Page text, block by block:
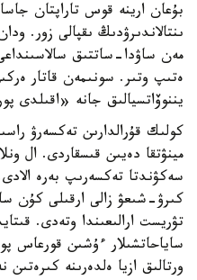
بۇعان ارينە قوس تاراپتان
ىنتالاندىرۋدىڭ ىقپالى زور.
مەن ساۋدا-ساتتىق
ەتىپ وتىر. سونىمەن قاتار
يننوۆاتسيالىق جانە «اقىلدى
سەكۋندتا تەكسەرىپ بەرە
تۋريست ارالىعىندا وتەدى.
ساياحاتشىلار ءۇشىن قورعاس
ورتالىق ازيا ەلدەرىنە